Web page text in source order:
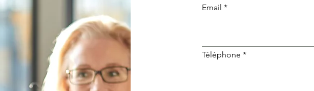
Email
Téléphone